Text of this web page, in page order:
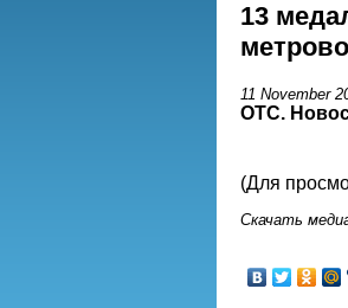
13
11 November
ОТС.
(Для
Скачать